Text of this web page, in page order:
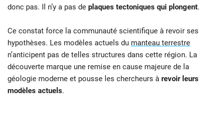
donc pas. Il n’y a pas de plaques tectoniques qui plongent.
Ce constat force la communauté scientifique à revoir ses
hypothèses. Les modèles actuels du manteau terrestre
n’anticipent pas de telles structures dans cette région. La
découverte marque une remise en cause majeure de la
géologie moderne et pousse les chercheurs à revoir leurs
modèles actuels.